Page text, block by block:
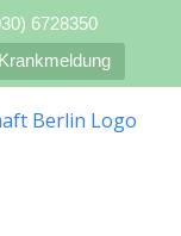
6728350
Krankmeldung